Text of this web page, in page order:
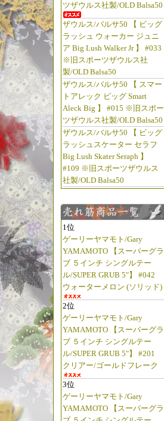
ツザウルス社製/OLD Balsa50
ザウルス/バルサ50 【 ビッグ
ラッシュ ウォーカー ジュニ
ア Big Lush Walker Jr 】 #033
※旧スポーツザウルス社
製/OLD Balsa50
ザウルス/バルサ50 【 スマー
トアレック ビッグ Smart
Aleck Big 】 #015 ※旧スポー
ツザウルス社製/OLD Balsa50
ザウルス/バルサ50 【 ビッグ
ラッシュスケーター セラフ
Big Lush Skater Seraph 】
#109 ※旧スポーツザウルス
社製/OLD Balsa50
1位
ゲーリーヤマモト/Gary
YAMAMOTO 【スーパーグラ
ブ ５インチ シングルテー
ル/SUPER GRUB 5"】 #042
ウォーターメロン (ソリッド)
2位
ゲーリーヤマモト/Gary
YAMAMOTO 【スーパーグラ
ブ ５インチ シングルテー
ル/SUPER GRUB 5"】 #201
クリアー/ゴールドフレーク
3位
ゲーリーヤマモト/Gary
YAMAMOTO 【スーパーグラ